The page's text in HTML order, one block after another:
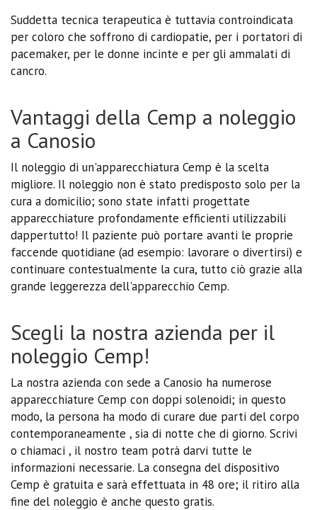
Suddetta tecnica terapeutica è tuttavia controindicata
per coloro che soffrono di cardiopatie, per i portatori di
pacemaker, per le donne incinte e per gli ammalati di
cancro.
Vantaggi della Cemp a noleggio
a Canosio
Il noleggio di un'apparecchiatura Cemp è la scelta
migliore. Il noleggio non è stato predisposto solo per la
cura a domicilio; sono state infatti progettate
apparecchiature profondamente efficienti utilizzabili
dappertutto! Il paziente può portare avanti le proprie
faccende quotidiane (ad esempio: lavorare o divertirsi) e
continuare contestualmente la cura, tutto ciò grazie alla
grande leggerezza dell'apparecchio Cemp.
Scegli la nostra azienda per il
noleggio Cemp!
La nostra azienda con sede a Canosio ha numerose
apparecchiature Cemp con doppi solenoidi; in questo
modo, la persona ha modo di curare due parti del corpo
contemporaneamente , sia di notte che di giorno. Scrivi
o chiamaci , il nostro team potrà darvi tutte le
informazioni necessarie. La consegna del dispositivo
Cemp è gratuita e sarà effettuata in 48 ore; il ritiro alla
fine del noleggio è anche questo gratis.